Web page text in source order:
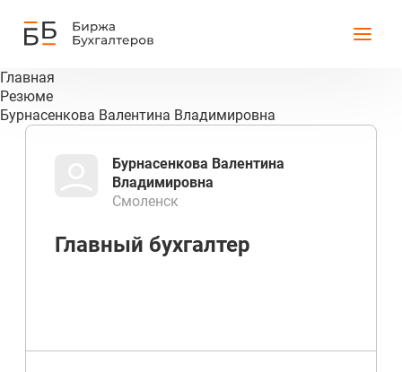
Главная
Резюме
Бурнасенкова Валентина Владимировна
Бурнасенкова Валентина
Владимировна
Смоленск
Главный бухгалтер